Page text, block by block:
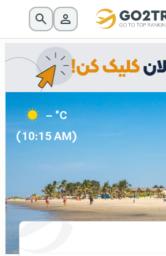
– °C
(10:15 AM)